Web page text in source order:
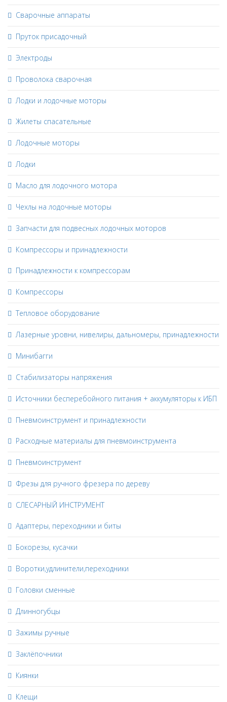
Сварочные аппараты
Пруток присадочный
Электроды
Проволока сварочная
Лодки и лодочные моторы
Жилеты спасательные
Лодочные моторы
Лодки
Масло для лодочного мотора
Чехлы на лодочные моторы
Запчасти для подвесных лодочных моторов
Компрессоры и принадлежности
Принадлежности к компрессорам
Компрессоры
Тепловое оборудование
Лазерные уровни, нивелиры, дальномеры, принадлежности
Минибагги
Стабилизаторы напряжения
Источники бесперебойного питания + аккумуляторы к ИБП
Пневмоинструмент и принадлежности
Расходные материалы для пневмоинструмента
Пневмоинструмент
Фрезы для ручного фрезера по дереву
СЛЕСАРНЫЙ ИНСТРУМЕНТ
Адаптеры, переходники и биты
Бокорезы, кусачки
Воротки,удлинители,переходники
Головки сменные
Длинногубцы
Зажимы ручные
Заклёпочники
Киянки
Клещи